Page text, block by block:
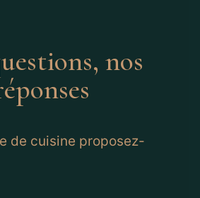
nos
de cuisine proposez-